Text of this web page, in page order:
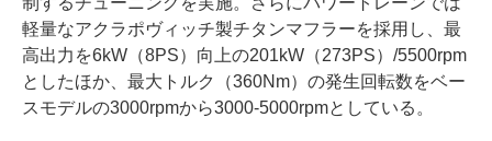
軽量なアクラポヴィッチ製チタンマフラーを採用し、最
高出力を6kW（8PS）向上の201kW（273PS）/5500rpm
としたほか、最大トルク（360Nm）の発生回転数をベー
スモデルの3000rpmから3000-5000rpmとしている。